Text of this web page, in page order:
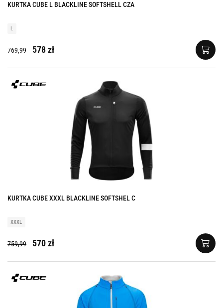
KURTKA CUBE L BLACKLINE SOFTSHELL CZA
L
769,99 578 zł
KURTKA CUBE XXXL BLACKLINE SOFTSHEL C
XXXL
759,99 570 zł